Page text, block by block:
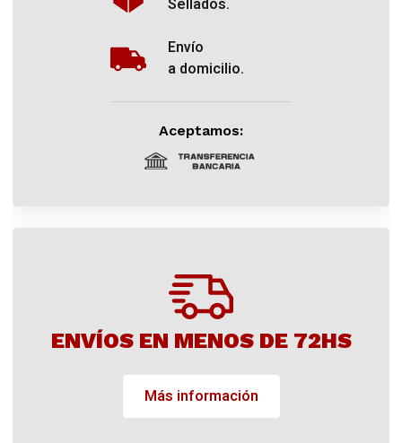
Sellados.
Envío
a domicilio.
Aceptamos:
ENVÍOS EN MENOS DE 72HS
Más información